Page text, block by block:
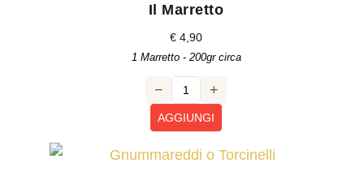
Il Marretto
€ 4,90
1 Marretto - 200gr circa
− +
AGGIUNGI